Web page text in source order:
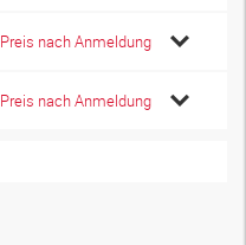
Preis nach Anmeldung
Preis nach Anmeldung